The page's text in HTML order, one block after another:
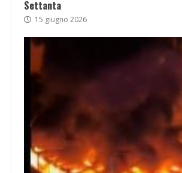
Settanta
15 giugno 2026